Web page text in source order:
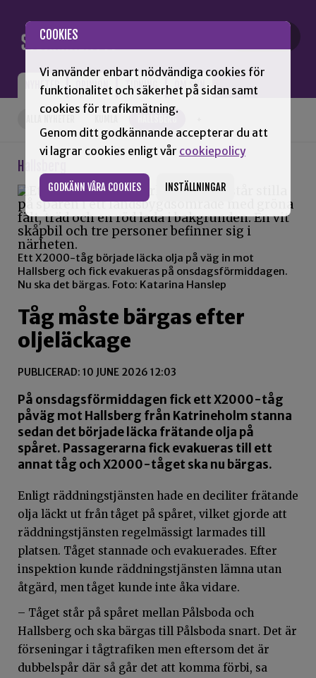
COOKIES
Vi använder enbart nödvändiga cookies för
funktionalitet och säkerhet på sidan samt
cookies för trafikmätning.
Genom ditt godkännande accepterar du att
vi lagrar cookies enligt vår cookiepolicy
GODKÄNN VÅRA COOKIES INSTÄLLNINGAR
NYHETER OPINION TIDNING OM SNN
HALLSBERG
Hallsberg
Ett X2000-tåg började läcka olja på väg in mot
Hallsberg och fick evakueras på onsdagsförmiddagen.
Nu ska det bärgas. Foto: Katarina Hanslep
Tåg måste bärgas efter
oljeläckage
PUBLICERAD: 10 JUNE 2026 12:03
På onsdagsförmiddagen fick ett X2000-tåg
påväg mot Hallsberg från Katrineholm stanna
sedan det började läcka frätande olja på
spåret. Passagerarna fick evakueras till ett
annat tåg och X2000-tåget ska nu bärgas.
Enligt räddningstjänsten hade en deciliter frätande
olja läckt ut från tåget på spåret, vilket gjorde att
räddningstjänsten regelmässigt larmades till
platsen. Tåget stannade och evakuerades. Efter
inspektion kunde räddningstjänsten lämna utan
åtgärd, men tåget kunde inte åka vidare.
– Tåget står på spåret mellan Pålsboda och
Hallsberg och ska bärgas till Pålsboda snart. Det är
förseningar i tågtrafiken men eftersom det är
dubbelspår där så går det att komma förbi, sa